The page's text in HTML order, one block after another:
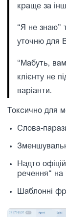
краще за
“Я не знаю”
уточню для
“Мабуть,
клієнту не
варіанти.
Токсично для
Слова-
Надто
речення“ на
Шаблонні